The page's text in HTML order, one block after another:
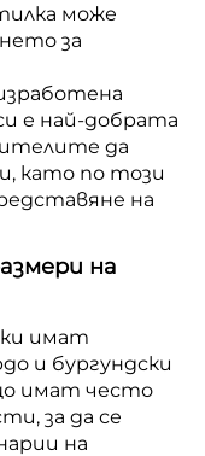
може
за
е най-добрата
да
като по този
на
на
имат
и бургундски
имат често
за да се
на